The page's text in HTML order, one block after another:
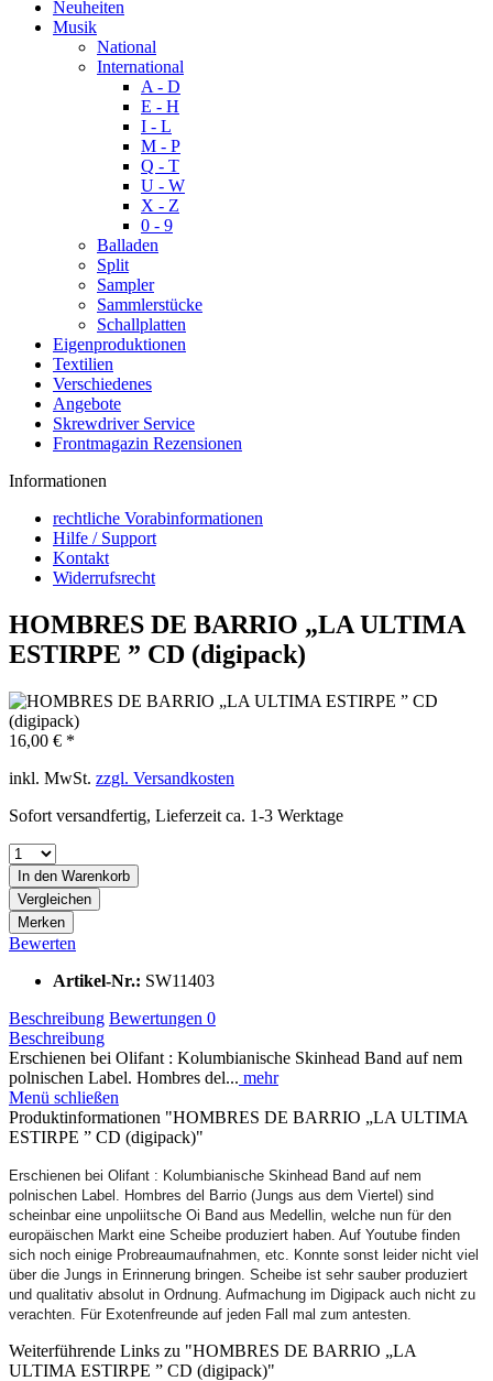
Neuheiten
Musik
National
International
A - D
E - H
I - L
M - P
Q - T
U - W
X - Z
0 - 9
Balladen
Split
Sampler
Sammlerstücke
Schallplatten
Eigenproduktionen
Textilien
Verschiedenes
Angebote
Skrewdriver Service
Frontmagazin Rezensionen
Informationen
rechtliche Vorabinformationen
Hilfe / Support
Kontakt
Widerrufsrecht
HOMBRES DE BARRIO „LA ULTIMA
ESTIRPE ” CD (digipack)
16,00 € *
inkl. MwSt. zzgl. Versandkosten
Sofort versandfertig, Lieferzeit ca. 1-3 Werktage
In den Warenkorb
Vergleichen
Merken
Bewerten
Artikel-Nr.: SW11403
Beschreibung Bewertungen 0
Beschreibung
Erschienen bei Olifant : Kolumbianische Skinhead Band auf nem
polnischen Label. Hombres del... mehr
Menü schließen
Produktinformationen "HOMBRES DE BARRIO „LA ULTIMA
ESTIRPE ” CD (digipack)"
Erschienen bei Olifant : Kolumbianische Skinhead Band auf nem
polnischen Label. Hombres del Barrio (Jungs aus dem Viertel) sind
scheinbar eine unpoliitsche Oi Band aus Medellin, welche nun für den
europäischen Markt eine Scheibe produziert haben. Auf Youtube finden
sich noch einige Probreaumaufnahmen, etc. Konnte sonst leider nicht viel
über die Jungs in Erinnerung bringen. Scheibe ist sehr sauber produziert
und qualitativ absolut in Ordnung. Aufmachung im Digipack auch nicht zu
verachten. Für Exotenfreunde auf jeden Fall mal zum antesten.
Weiterführende Links zu "HOMBRES DE BARRIO „LA
ULTIMA ESTIRPE ” CD (digipack)"